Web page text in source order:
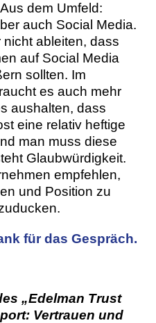
dem Umfeld:
auch Social Media.
ableiten, dass
auf Social Media
sollten. Im
es auch mehr
aushalten, dass
eine relativ heftige
man muss diese
Glaubwürdigkeit.
empfehlen,
und Position zu
für das Gespräch.
„Edelman Trust
Vertrauen und